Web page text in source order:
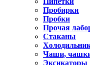
Пробирки
Пробки
Прочая
Стаканы
Чаши,
Эксикаторы